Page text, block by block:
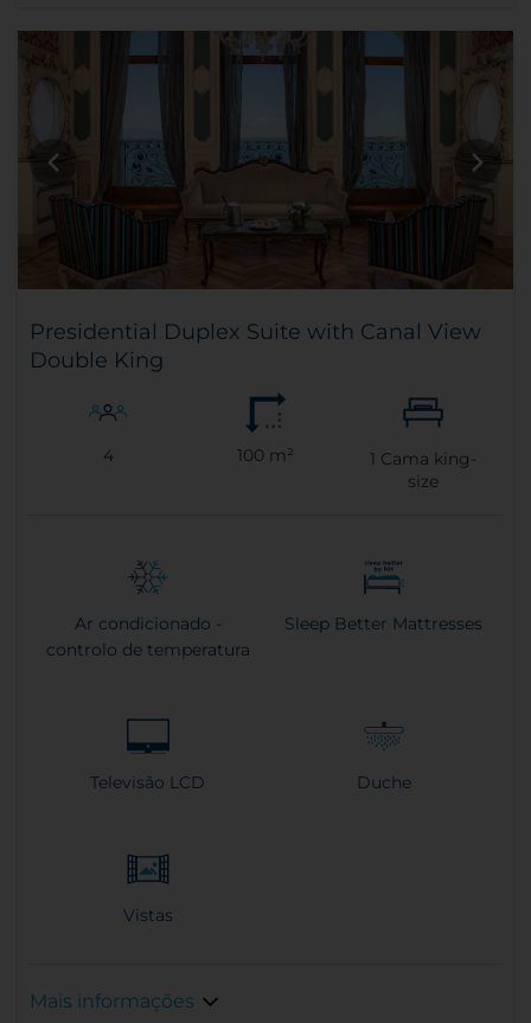
Presidential Duplex Suite with Canal View
Double King
4 100 m² 1 Cama king-
size
Ar condicionado -
controlo de temperatura
Sleep Better Mattresses
Televisão LCD Duche
Vistas
Mais informações